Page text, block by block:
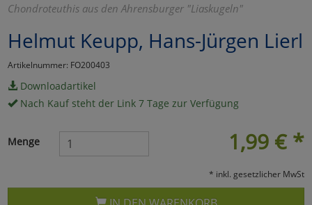
Chondroteuthis aus den Ahrensburger "Liaskugeln"
Helmut Keupp, Hans-Jürgen Lierl
Artikelnummer: FO200403
Downloadartikel
Nach Kauf steht der Link 7 Tage zur Verfügung
1,99 € *
Menge
* inkl. gesetzlicher MwSt
Umfragetools
zu Haupptseite